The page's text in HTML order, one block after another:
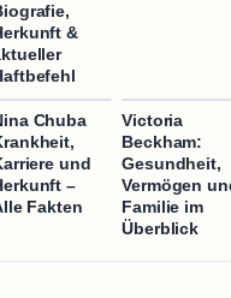
&
Chuba
und
–
Fakten
Victoria
Beckham:
Gesundheit,
Vermögen
Familie im
Überblick